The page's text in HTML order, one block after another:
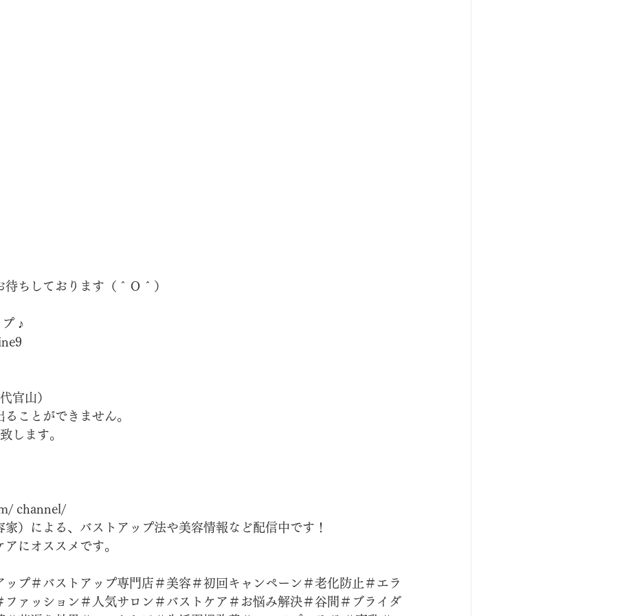
ちしております（＾Ｏ＾）
♪
官山）
ことができません。
します。
channel/
家）による、バストアップ法や美容情報など配信中です！
にオススメです。
ップ＃バストアップ専門店＃美容＃初回キャンペーン＃老化防止＃エラ
ファッション＃人気サロン＃バストケア＃お悩み解決＃谷間＃ブライダ